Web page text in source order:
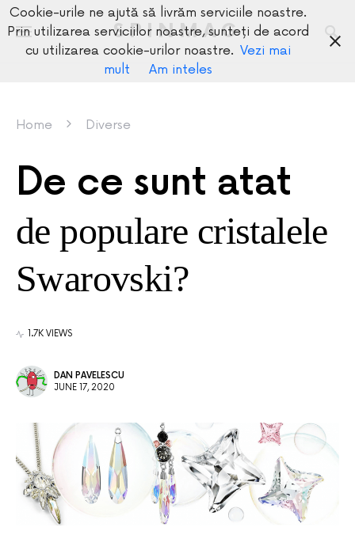
SPINMAG
Home Diverse
De ce sunt atat
de populare cristalele
Swarovski?
1.7K VIEWS
DAN PAVELESCU
JUNE 17, 2020
Cookie-urile ne ajută să livrăm serviciile noastre.
Prin utilizarea serviciilor noastre, sunteți de acord
cu utilizarea cookie-urilor noastre. Vezi mai
mult
Am inteles